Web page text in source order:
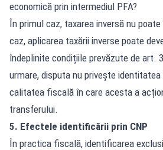
economică prin intermediul PFA?
În primul caz, taxarea inversă nu
caz, aplicarea taxării inverse poate
îndeplinite condițiile prevăzute de art.
urmare, disputa nu privește identitatea
calitatea fiscală în care acesta a
transferului.
5. Efectele identificării prin CNP
În practica fiscală, identificarea